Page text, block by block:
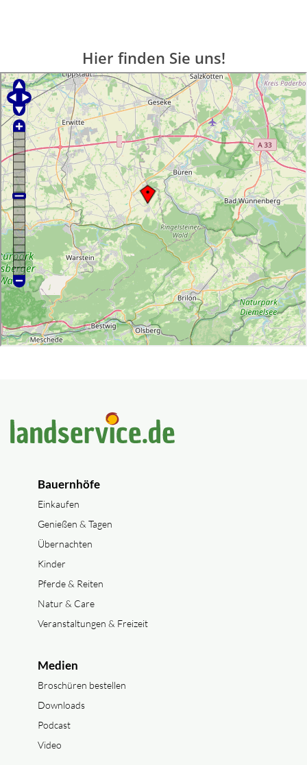
Hier finden Sie uns!
Bauernhöfe
Einkaufen
Genießen & Tagen
Übernachten
Kinder
Pferde & Reiten
Natur & Care
Veranstaltungen & Freizeit
Medien
Broschüren bestellen
Downloads
Podcast
Video